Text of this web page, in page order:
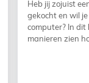
Heb jij zojuist
gekocht en wil
computer? In dit
manieren zien